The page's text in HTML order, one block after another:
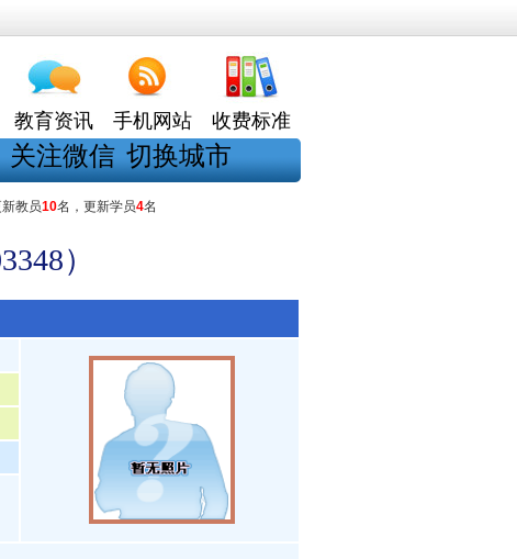
教育资讯 手机网站 收费标准
关注微信 切换城市
教员10名，更新学员4名
）